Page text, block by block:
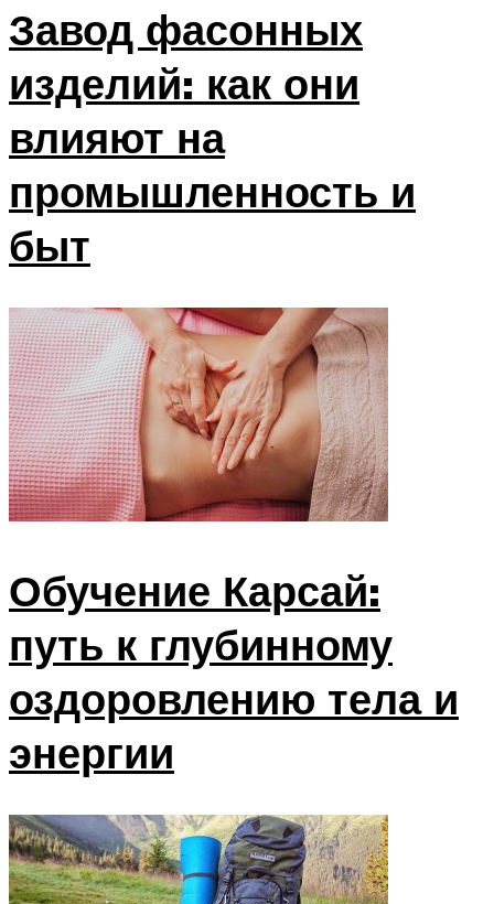
Завод фасонных
изделий: как они
влияют на
промышленность и
быт
Обучение Карсай:
путь к глубинному
оздоровлению тела и
энергии